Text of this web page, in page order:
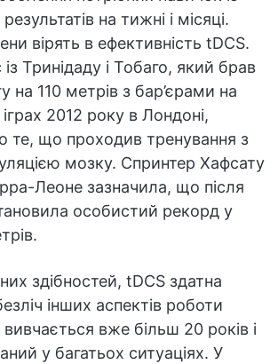
на тижні і місяці.
вірять в ефективність tDCS.
Тринідаду і Тобаго, який брав
на 110 метрів з бар’єрами на
2012 року в Лондоні,
те, що проходив тренування з
мозку. Спринтер Хафсату
Леоне зазначила, що після
особистий рекорд у
здібностей, tDCS здатна
інших аспектів роботи
вже більш 20 років і
у багатьох ситуаціях. У